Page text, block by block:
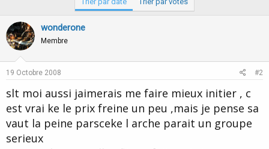
wonderone
Membre
19 Octobre 2008 #2
slt moi aussi jaimerais me faire mieux initier , c
est vrai ke le prix freine un peu ,mais je pense sa
vaut la peine parsceke l arche parait un groupe
serieux